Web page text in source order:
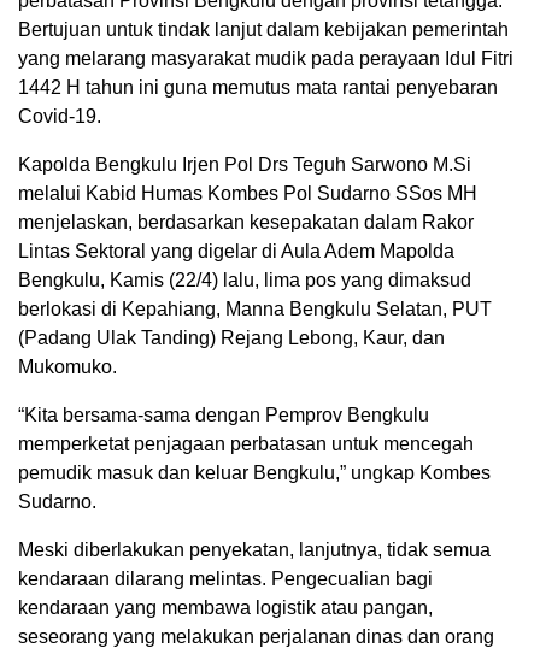
Bertujuan untuk tindak lanjut dalam kebijakan pemerintah
yang melarang masyarakat mudik pada perayaan Idul Fitri
1442 H tahun ini guna memutus mata rantai penyebaran
Covid-19.
Kapolda Bengkulu Irjen Pol Drs Teguh Sarwono M.Si
melalui Kabid Humas Kombes Pol Sudarno SSos MH
menjelaskan, berdasarkan kesepakatan dalam Rakor
Lintas Sektoral yang digelar di Aula Adem Mapolda
Bengkulu, Kamis (22/4) lalu, lima pos yang dimaksud
berlokasi di Kepahiang, Manna Bengkulu Selatan, PUT
(Padang Ulak Tanding) Rejang Lebong, Kaur, dan
Mukomuko.
“Kita bersama-sama dengan Pemprov Bengkulu
memperketat penjagaan perbatasan untuk mencegah
pemudik masuk dan keluar Bengkulu,” ungkap Kombes
Sudarno.
Meski diberlakukan penyekatan, lanjutnya, tidak semua
kendaraan dilarang melintas. Pengecualian bagi
kendaraan yang membawa logistik atau pangan,
seseorang yang melakukan perjalanan dinas dan orang